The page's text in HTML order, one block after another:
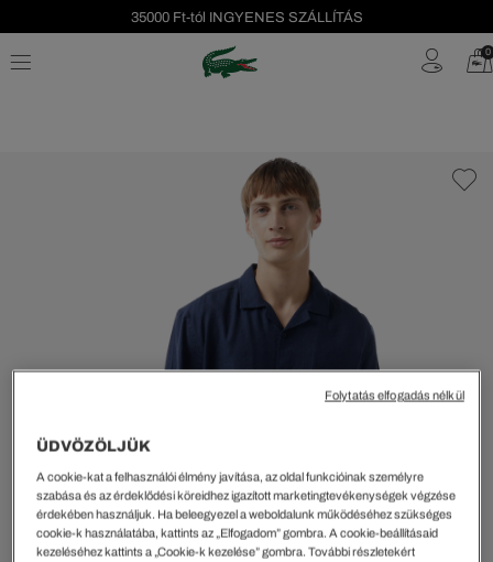
35000 Ft-tól INGYENES SZÁLLÍTÁS
Szezonális leárazás akár -40%! 0
ÜDVÖZÖLJÜK
A cookie-kat a felhasználói élmény javítása, az oldal funkcióinak személyre
szabása és az érdeklődési köreidhez igazított marketingtevékenységek végzése
érdekében használjuk. Ha beleegyezel a weboldalunk működéséhez szükséges
cookie-k használatába, kattints az „Elfogadom” gombra. A cookie-beállításaid
kezeléséhez kattints a „Cookie-k kezelése” gombra. További részletekért
Folytatás elfogadás nélkül